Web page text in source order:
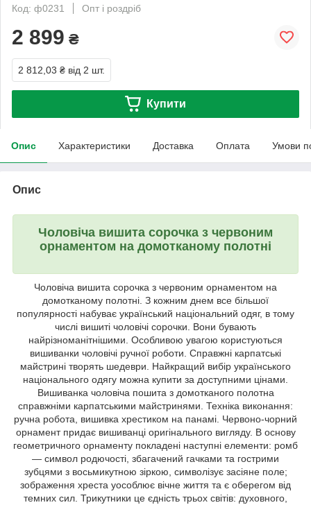
Код: ф0231
Опт і роздріб
2 899 ₴
2 812,03 ₴ від 2 шт.
Купити
Опис Характеристики Доставка Оплата Умови
Опис
Чоловіча вишита сорочка з червоним
орнаментом на домотканому полотні
Чоловіча вишита сорочка з червоним орнаментом на
домотканому полотні. З кожним днем все більшої
популярності набуває український національний одяг, в тому
числі вишиті чоловічі сорочки. Вони бувають
найрізноманітнішими. Особливою увагою користуються
вишиванки чоловічі ручної роботи. Справжні карпатські
майстрині творять шедеври. Найкращий вибір українського
національного одягу можна купити за доступними цінами.
Вишиванка чоловіча пошита з домотканого полотна
справжніми карпатськими майстринями. Техніка виконання:
ручна робота, вишивка хрестиком на панамі. Червоно-чорний
орнамент придає вишиванці оригінального вигляду. В основу
геометричного орнаменту покладені наступні елементи: ромб
― символ родючості, збагачений гачками та гострими
зубцями з восьмикутною зіркою, символізує засіяне поле;
зображення хреста уособлює вічне життя та є оберегом від
темних сил. Трикутники це єдність трьох світів: духовного,